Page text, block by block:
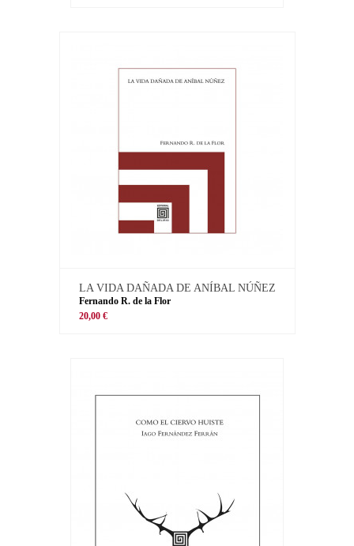
LA VIDA DAÑADA DE ANÍBAL NÚÑEZ
Fernando R. de la Flor
20,00 €